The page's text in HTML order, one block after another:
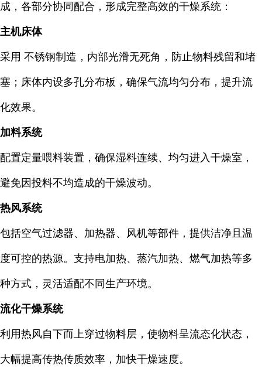
成，各部分协同配合，形成完整高效的干燥系统：
主机床体
采用 不锈钢制造，内部光滑无死角，防止物料残留和堵
塞；床体内设多孔分布板，确保气流均匀分布，提升流
化效果。
加料系统
配置定量喂料装置，确保湿料连续、均匀进入干燥室，
避免因投料不均造成的干燥波动。
热风系统
包括空气过滤器、加热器、风机等部件，提供洁净且温
度可控的热源。支持电加热、蒸汽加热、燃气加热等多
种方式，灵活适配不同生产环境。
流化干燥系统
利用热风自下而上穿过物料层，使物料呈流态化状态，
大幅提高传热传质效率，加快干燥速度。